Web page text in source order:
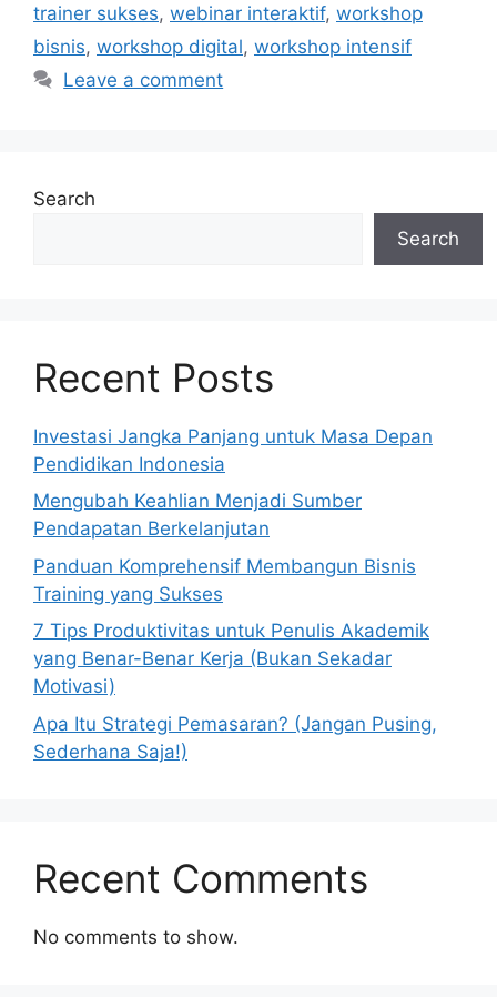
trainer sukses, webinar interaktif, workshop
bisnis, workshop digital, workshop intensif
Leave a comment
Search
Search
Recent Posts
Investasi Jangka Panjang untuk Masa Depan
Pendidikan Indonesia
Mengubah Keahlian Menjadi Sumber
Pendapatan Berkelanjutan
Panduan Komprehensif Membangun Bisnis
Training yang Sukses
7 Tips Produktivitas untuk Penulis Akademik
yang Benar-Benar Kerja (Bukan Sekadar
Motivasi)
Apa Itu Strategi Pemasaran? (Jangan Pusing,
Sederhana Saja!)
Recent Comments
No comments to show.